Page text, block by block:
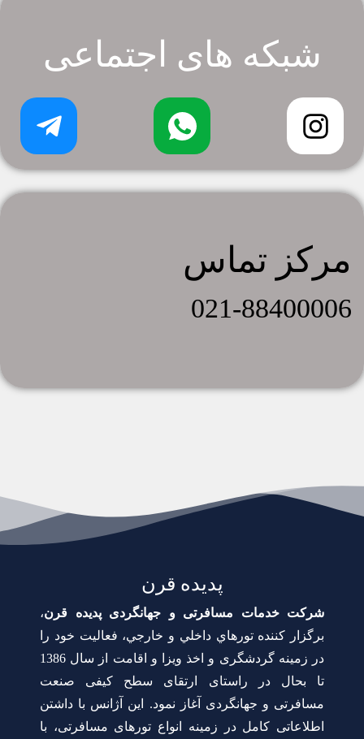
شبکه های اجتماعی
مرکز تماس
021-88400006
پدیده قرن
شرکت خدمات مسافرتی و جهانگردی پدیده قرن،
برگزار كننده تورهاي داخلي و خارجي، فعالیت خود را
در زمینه گردشگری و اخذ ویزا و اقامت از سال 1386
تا بحال در راستای ارتقای سطح کیفی صنعت
مسافرتی و جهانگردی آغاز نمود. این آژانس با داشتن
اطلاعاتی کامل در زمینه انواع تورهای مسافرتی، با